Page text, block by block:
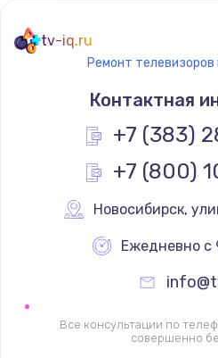
Не сопряжается
Помехи и
1400
tv-iq.ru
Ремонт телевизоров
Контактная
+7 (383)
+7 (800)
Новосибирск,
Ежедневно с
Все консультации по
совершенно